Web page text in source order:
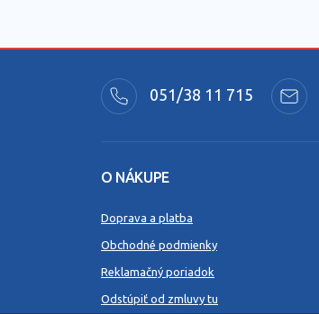
051/38 11 715
O NÁKUPE
Doprava a platba
Obchodné podmienky
Reklamačný poriadok
Odstúpiť od zmluvy tu